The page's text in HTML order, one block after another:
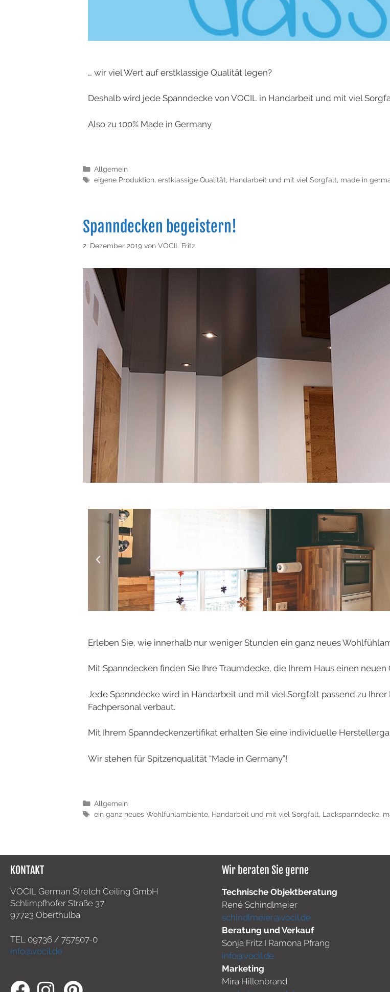
… wir viel Wert auf erstklassige Qualität legen?
Deshalb wird jede Spanndecke von VOCIL in Handarbeit und mit viel
Also zu 100% Made in Germany
Allgemein
eigene Produktion, erstklassige Qualität, Handarbeit und mit viel Sorgfalt, made in
Spanndecken begeistern!
2. Dezember 2019 von VOCIL Fritz
Erleben Sie, wie innerhalb nur weniger Stunden ein ganz neues
Mit Spanndecken finden Sie Ihre Traumdecke, die Ihrem Haus einen neuen
Jede Spanndecke wird in Handarbeit und mit viel Sorgfalt passend zu
Fachpersonal verbaut.
Mit Ihrem Spanndeckenzertifikat erhalten Sie eine individuelle
Wir stehen für Spitzenqualität “Made in Germany”!
Allgemein
ein ganz neues Wohlfühlambiente, Handarbeit und mit viel Sorgfalt, Lackspanndecke,
KONTAKT
VOCIL German Stretch Ceiling GmbH
Schlimpfhofer Straße 37
97723 Oberthulba
TEL 09736 / 757507-0
info@vocil.de
Wir beraten Sie gerne
Technische Objektberatung
René Schindlmeier
schindlmeier@vocil.de
Beratung und Verkauf
Sonja Fritz I Ramona Pfrang
info@vocil.de
Marketing
Mira Hillenbrand